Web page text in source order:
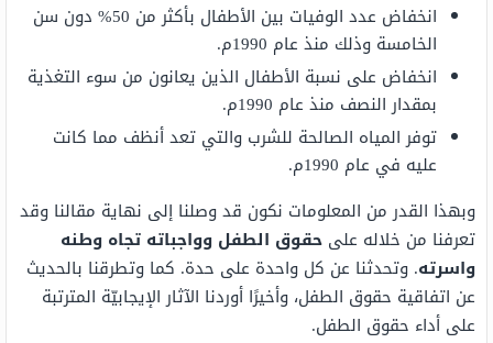
انخفاض عدد الوفيات بين الأطفال بأكثر من 50% دون سن
الخامسة وذلك منذ عام 1990م.
انخفاض على نسبة الأطفال الذين يعانون من سوء التغذية
بمقدار النصف منذ عام 1990م.
توفر المياه الصالحة للشرب والتي تعد أنظف مما كانت
عليه في عام 1990م.
وبهذا القدر من المعلومات نكون قد وصلنا إلى نهاية مقالنا وقد
تعرفنا من خلاله على حقوق الطفل وواجباته تجاه وطنه
واسرته. وتحدثنا عن كل واحدة على حدة. كما وتطرقنا بالحديث
عن اتفاقية حقوق الطفل، وأخيرًا أوردنا الآثار الإيجابيّة المترتبة
على أداء حقوق الطفل.